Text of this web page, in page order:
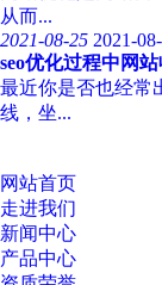
从而...
2021-08-25 2021-
seo优化过程中网
最近你是否也经常
线，坐...
网站首页
走进我们
新闻中心
产品中心